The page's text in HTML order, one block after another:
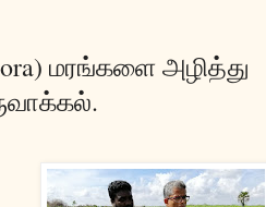
மரங்களை அழித்து